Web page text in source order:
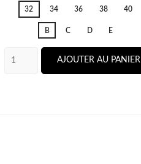
32
34 36 38 40
B C D E
AJOUTER AU PANIER